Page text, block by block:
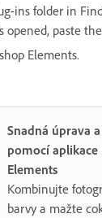
ins folder in
opened, paste
Elements.
Snadná úprava
pomocí aplikace
Elements
Kombinujte
barvy a mažte